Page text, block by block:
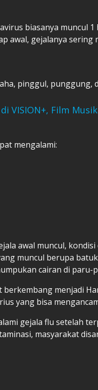
biasanya muncul
awal, gejalanya sering
pinggul, punggung,
VISION+, Film
mengalami:
awal muncul,
muncul berupa
cairan di paru-
berkembang menjadi
yang bisa
gejala flu setelah
masyarakat